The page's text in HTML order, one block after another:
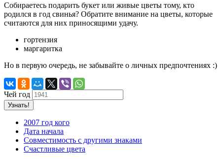
Собираетесь подарить букет или живые цветы тому, кто
родился в год свинья? Обратите внимание на цветы, которые
считаются для них приносящими удачу.
гортензия
маргаритка
Но в первую очередь, не забывайте о личных предпочтениях :)
Чей год
Узнать!
2007 год кого
Дата начала
Совместимость с другими знаками
Счастливые цвета